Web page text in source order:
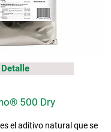
Detalle
500 Dry
el aditivo natural que se